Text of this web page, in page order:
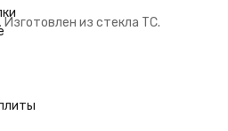
из стекла ТС.